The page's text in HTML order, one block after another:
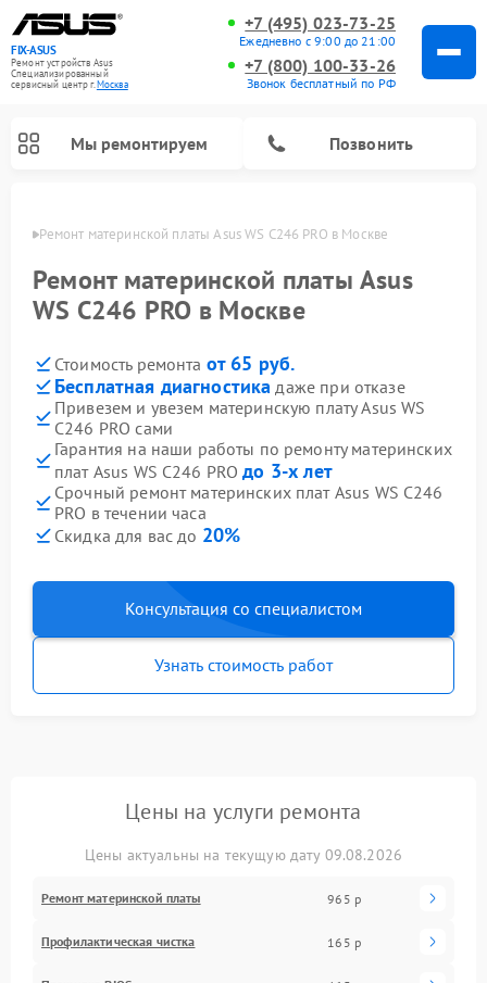
FIX-ASUS
Ремонт устройств Asus
Специализированный
cервисный центр г.Москва
+7 (495) 023-73-25
Ежедневно с 9:00 до 21:00
+7 (800) 100-33-26
Звонок бесплатный по РФ
Мы ремонтируем Позвонить
Ремонт материнской платы Asus WS C246 PRO в Москве
Ремонт материнской платы Asus
WS C246 PRO в Москве
Стоимость ремонта от 65 руб.
Бесплатная диагностика даже при отказе
Привезем и увезем материнскую плату Asus WS
C246 PRO сами
Гарантия на наши работы по ремонту материнских
плат Asus WS C246 PROдо 3-х лет
Срочный ремонт материнских плат Asus WS C246
PRO в течении часа
Скидка для вас до 20%
Консультация со специалистом
Узнать стоимость работ
Цены на услуги ремонта
Цены актуальны на текущую дату 09.08.2026
Ремонт материнской платы 965 р
Профилактическая чистка 165 р